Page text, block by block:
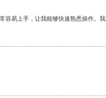
容易上手，让我能够快速熟悉操作。